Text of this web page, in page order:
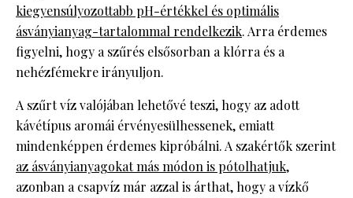
kiegyensúlyozottabb pH-értékkel és optimális
ásványianyag-tartalommal rendelkezik. Arra érdemes
figyelni, hogy a szűrés elsősorban a klórra és a
nehézfémekre irányuljon.
A szűrt víz valójában lehetővé teszi, hogy az adott
kávétípus aromái érvényesülhessenek, emiatt
mindenképpen érdemes kipróbálni. A szakértők szerint
az ásványianyagokat más módon is pótolhatjuk,
azonban a csapvíz már azzal is árthat, hogy a vízkő